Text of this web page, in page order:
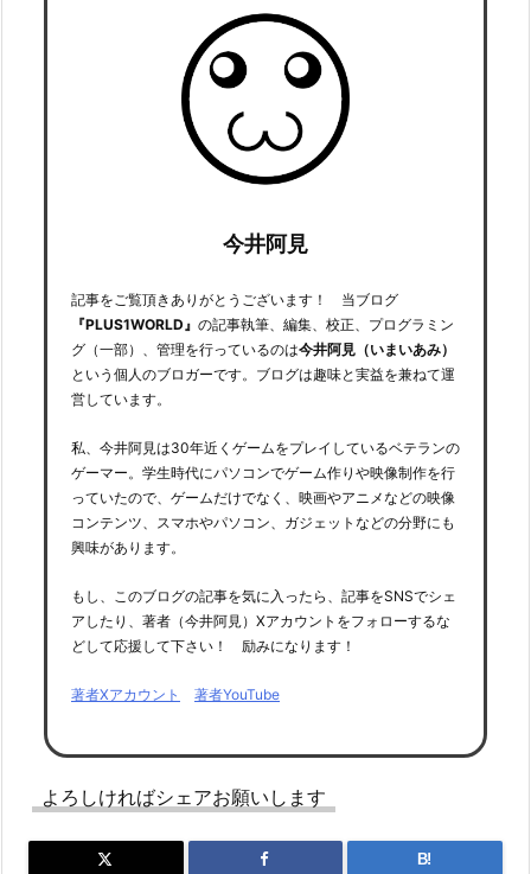
今井阿見
記事をご覧頂きありがとうございます！ 当ブログ
『PLUS1WORLD』 の記事執筆、編集、校正、プログラミン
グ（一部）、管理を行っているのは今井阿見（いまいあみ）
という個人のブロガーです。ブログは趣味と実益を兼ねて運
営しています。
私、今井阿見は30年近くゲームをプレイしているベテランの
ゲーマー。学生時代にパソコンでゲーム作りや映像制作を行
っていたので、ゲームだけでなく、映画やアニメなどの映像
コンテンツ、スマホやパソコン、ガジェットなどの分野にも
興味があります。
もし、このブログの記事を気に入ったら、記事をSNSでシェ
アしたり、著者（今井阿見）Xアカウントをフォローするな
どして応援して下さい！ 励みになります！
著者Xアカウント 著者YouTube
よろしければシェアお願いします
B!